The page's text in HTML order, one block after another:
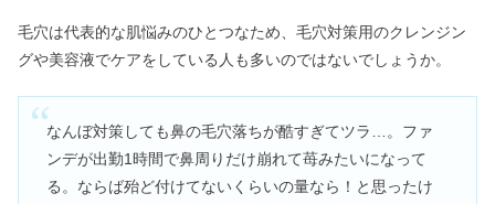
毛穴は代表的な肌悩みのひとつなため、毛穴対策用のクレンジン
グや美容液でケアをしている人も多いのではないでしょうか。
なんぼ対策しても鼻の毛穴落ちが酷すぎてツラ…。ファ
ンデが出勤1時間で鼻周りだけ崩れて苺みたいになって
る。ならば殆ど付けてないくらいの量なら！と思ったけ